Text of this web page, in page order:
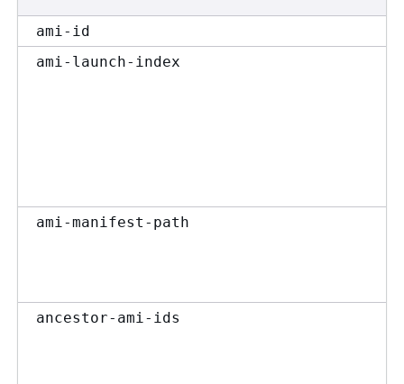
ami-id
ami-launch-index
ami-manifest-path
ancestor-ami-ids